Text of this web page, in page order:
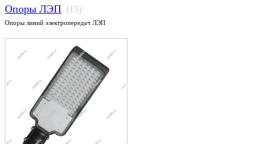
Опоры ЛЭП (15)
Опоры линий электропередач ЛЭП